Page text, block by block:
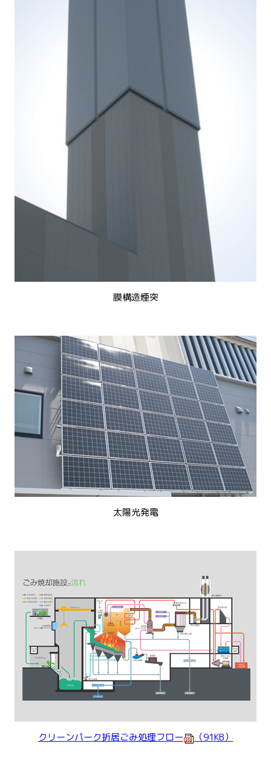
膜構造煙突
太陽光発電
クリーンパーク折居ごみ処理フロー （91KB）